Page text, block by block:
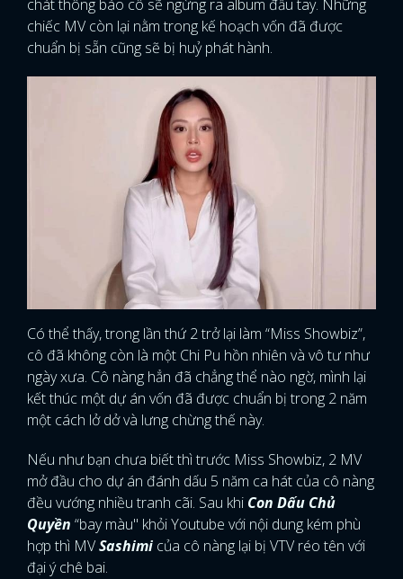
chát thông báo cô sẽ ngừng ra album đầu tay. Những
chiếc MV còn lại nằm trong kế hoạch vốn đã được
chuẩn bị sẵn cũng sẽ bị huỷ phát hành.
Có thể thấy, trong lần thứ 2 trở lại làm “Miss Showbiz”,
cô đã không còn là một Chi Pu hồn nhiên và vô tư như
ngày xưa. Cô nàng hẳn đã chẳng thể nào ngờ, mình lại
kết thúc một dự án vốn đã được chuẩn bị trong 2 năm
một cách lở dở và lưng chừng thế này.
Nếu như bạn chưa biết thì trước Miss Showbiz, 2 MV
mở đầu cho dự án đánh dấu 5 năm ca hát của cô nàng
đều vướng nhiều tranh cãi. Sau khi Con Dấu Chủ
Quyền “bay màu" khỏi Youtube với nội dung kém phù
hợp thì MVSashimi của cô nàng lại bị VTV réo tên với
đại ý chê bai.